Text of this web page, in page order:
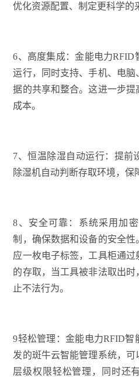
优化资源配置、制定更科学的
6、高度集成：金能电力
运行，同时支持、手机、电
据的共享和整合。这进一步
成本。
7、恒温除湿自动运行：提前
除湿机自动判断存取环境，保
8、安全可靠：系统采用加
制，确保数据和设备的安全
应一枚电子标签，工具柜通
的存取，当工具被非法取出时
止不法行为。
9轻松管理：金能电力RFID
发的斑牛云智能管理系统，
层级权限轻松管理，同时还